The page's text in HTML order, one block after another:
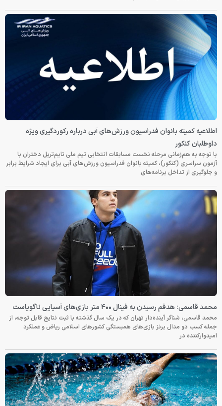
اطلاعیه کمیته بانوان فدراسیون ورزش‌های آبی درباره رکوردگیری ویژه
داوطلبان کنکور
با توجه به هم‌زمانی مرحله نخست مسابقات انتخابی تیم ملی تایم‌تریل دختران با
آزمون سراسری (کنکور)، کمیته بانوان فدراسیون ورزش‌های آبی برای ایجاد شرایط برابر
و جلوگیری از تداخل برنامه‌های
محمد قاسمی: هدفم رسیدن به فینال ۴۰۰ متر بازی‌های آسیایی ناگویاست
محمد قاسمی، شناگر آینده‌دار تهران که در یک سال گذشته با ثبت نتایج قابل توجه، از
جمله کسب دو مدال برنز بازی‌های همبستگی کشورهای اسلامی ریاض و عملکرد
امیدوارکننده در